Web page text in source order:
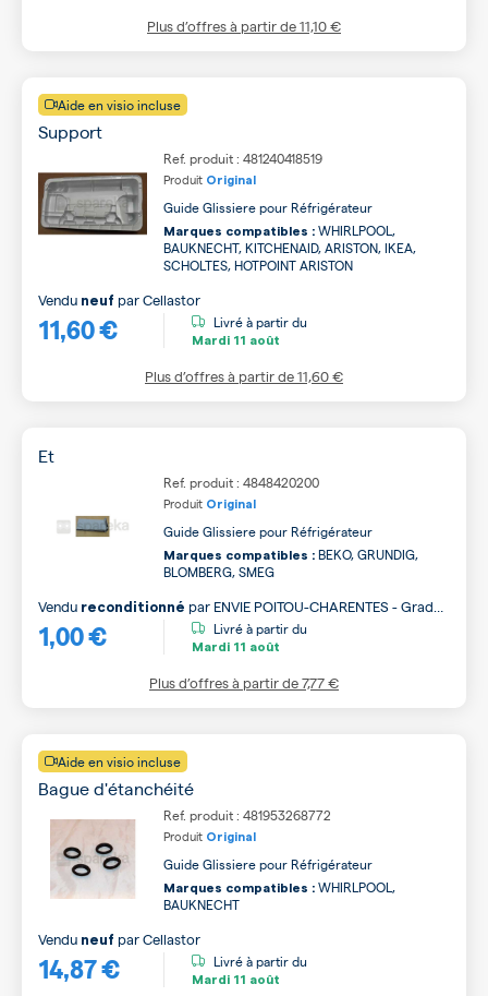
Plus d’offres à partir de11,10 €
Aide en visio incluse
Support
Ref. produit : 481240418519
Produit Original
Guide Glissiere pour Réfrigérateur
Marques compatibles : WHIRLPOOL,
BAUKNECHT, KITCHENAID, ARISTON, IKEA,
SCHOLTES, HOTPOINT ARISTON
11,60 €
Vendu neuf parCellastor
Livré à partir du
Mardi 11 août
Plus d’offres à partir de11,60 €
Et
Ref. produit : 4848420200
Produit Original
Guide Glissiere pour Réfrigérateur
Marques compatibles : BEKO, GRUNDIG,
BLOMBERG, SMEG
1,00 €
Vendu reconditionné par ENVIE POITOU-CHARENTES - Grade
B
Livré à partir du
Mardi 11 août
Plus d’offres à partir de7,77 €
Aide en visio incluse
Bague d'étanchéité
Ref. produit : 481953268772
Produit Original
Guide Glissiere pour Réfrigérateur
Marques compatibles : WHIRLPOOL,
BAUKNECHT
14,87 €
Vendu neuf parCellastor
Livré à partir du
Mardi 11 août